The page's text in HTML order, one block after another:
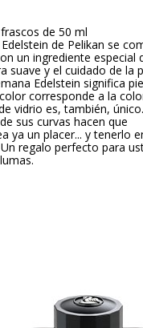
de 50 ml
de Pelikan se
un ingrediente especial
suave y el cuidado de la
Edelstein significa
corresponde a la
vidrio es, también,
sus curvas hacen que
ya un placer... y tenerlo
regalo perfecto para